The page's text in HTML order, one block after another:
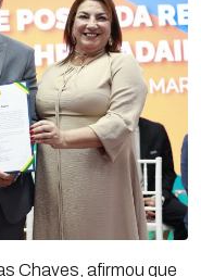
Chaves, afirmou que